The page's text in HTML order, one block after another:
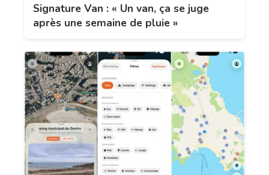
Signature Van : « Un van, ça se juge
après une semaine de pluie »